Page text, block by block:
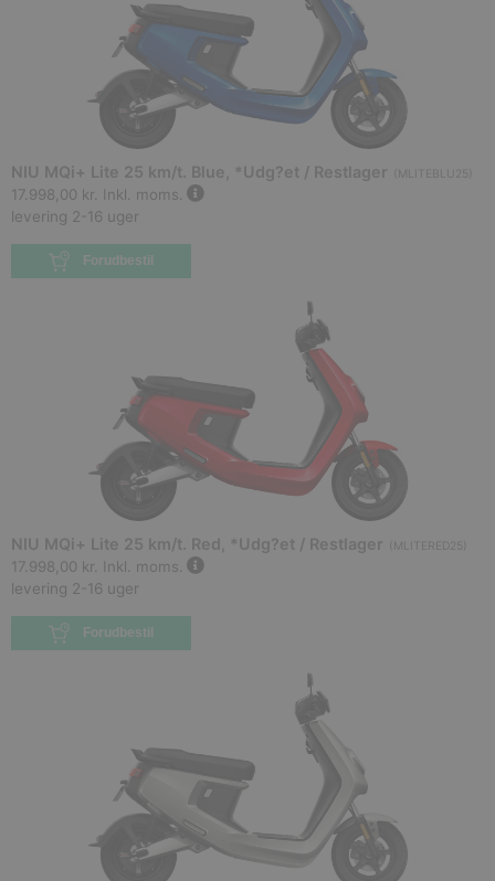
NIU MQi+ Lite 25 km/t. Blue, *Udg?et / Restlager MLITEBLU25
17.998,00 kr. Inkl. moms.
levering 2-16 uger
Forudbestil
NIU MQi+ Lite 25 km/t. Red, *Udg?et / Restlager MLITERED25
17.998,00 kr. Inkl. moms.
levering 2-16 uger
Forudbestil